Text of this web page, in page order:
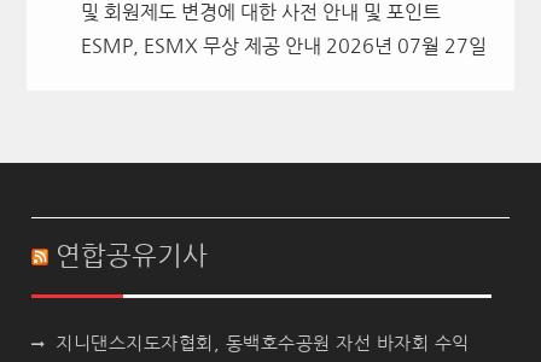
및 회원제도 변경에 대한 사전 안내 및 포인트
ESMP, ESMX 무상 제공 안내 2026년 07월 27일
연합공유기사
지니댄스지도자협회, 동백호수공원 자선 바자회 수익